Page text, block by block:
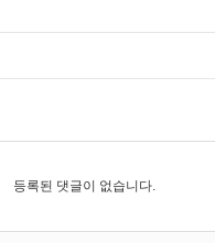
등록된 댓글이 없습니다.